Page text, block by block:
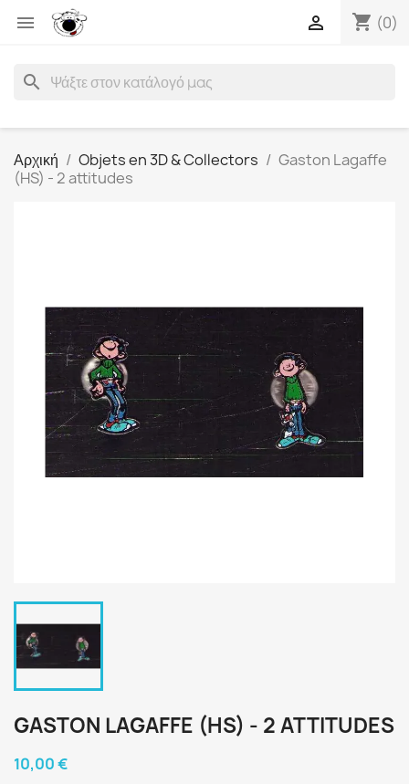
 shopping_cart (0)

search
Αρχική Objets en 3D & Collectors
Gaston Lagaffe
(HS) - 2 attitudes
GASTON LAGAFFE (HS) - 2 ATTITUDES
10,00 €